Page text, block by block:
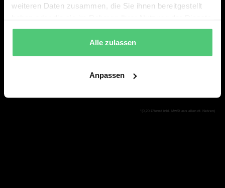
weiteren Daten zusammen, die Sie ihnen bereitgestellt
gesammelt haben.
Alle zulassen
Anpassen
*(0,20 €/Anruf inkl. MwSt aus allen dt. Netzen)